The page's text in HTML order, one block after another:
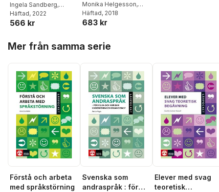
programmering och
problemlösning
Ingela Sandberg,
Monika Helgesson
Häftad, 2022
566 kr
programmering i
matematik ÅK 1-3
Monika Helgesson,
Ingela Sandberg
Häftad, 2018
683 kr
Mer från samma serie
Förstå och arbeta
med språkstörning
Svenska som
andraspråk : för
Elever med svag
teoretisk